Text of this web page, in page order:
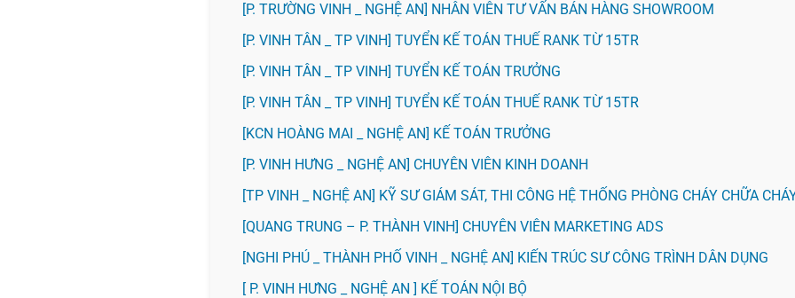
[P. TRƯỜNG VINH _ NGHỆ AN] NHÂN VIÊN TƯ VẤN BÁN HÀNG SHOWROOM
[P. VINH TÂN _ TP VINH] TUYỂN KẾ TOÁN THUẾ RANK TỪ 15TR
[P. VINH TÂN _ TP VINH] TUYỂN KẾ TOÁN TRƯỞNG
[P. VINH TÂN _ TP VINH] TUYỂN KẾ TOÁN THUẾ RANK TỪ 15TR
️[KCN HOÀNG MAI _ NGHỆ AN] KẾ TOÁN TRƯỞNG
️[P. VINH HƯNG _ NGHỆ AN] CHUYÊN VIÊN KINH DOANH
[TP VINH _ NGHỆ AN] KỸ SƯ GIÁM SÁT, THI CÔNG HỆ THỐNG PHÒNG CHÁY CHỮA
[QUANG TRUNG – P. THÀNH VINH] CHUYÊN VIÊN MARKETING ADS
[NGHI PHÚ _ THÀNH PHỐ VINH _ NGHỆ AN] KIẾN TRÚC SƯ CÔNG TRÌNH DÂN DỤNG
[ P. VINH HƯNG _ NGHỆ AN ] KẾ TOÁN NỘI BỘ